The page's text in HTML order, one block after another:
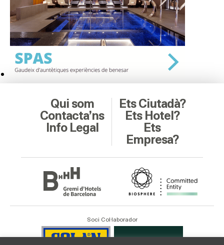
Qui som
Contacta’ns
Info Legal
Ets Ciutadà?
Ets Hotel?
Ets
Empresa?
Soci Col·laborador